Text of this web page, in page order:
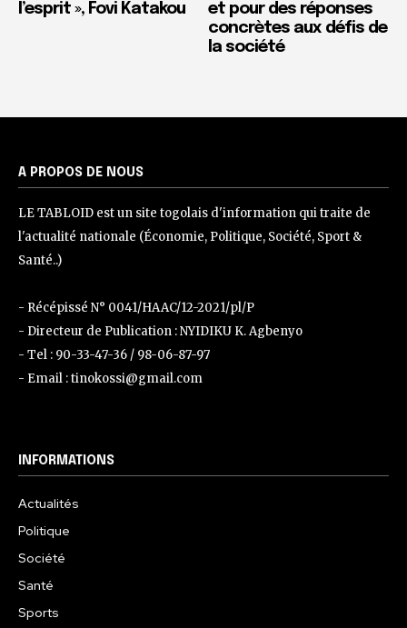
l’esprit », Fovi Katakou
et pour des réponses
concrètes aux défis de
la société
A PROPOS DE NOUS
LE TABLOID est un site togolais d'information qui traite de
l'actualité nationale (Économie, Politique, Société, Sport &
Santé..)
- Récépissé N° 0041/HAAC/12-2021/pl/P
- Directeur de Publication : NYIDIKU K. Agbenyo
- Tel : 90-33-47-36 / 98-06-87-97
- Email : tinokossi@gmail.com
INFORMATIONS
Actualités
Politique
Société
Santé
Sports